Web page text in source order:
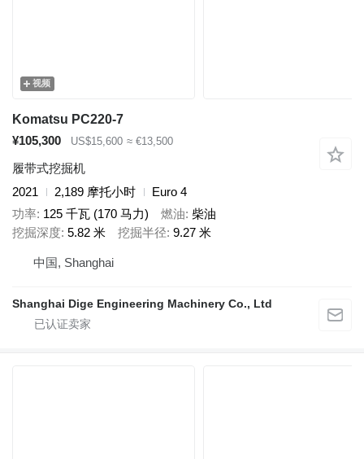
视频
Komatsu PC220-7
¥105,300
US$15,600 ≈ €13,500
履带式挖掘机
2021
2,189 摩托小时
Euro 4
功率 125 千瓦 (170 马力) 燃油 柴油
挖掘深度 5.82 米 挖掘半径 9.27 米
中国, Shanghai
Shanghai Dige Engineering Machinery Co., Ltd